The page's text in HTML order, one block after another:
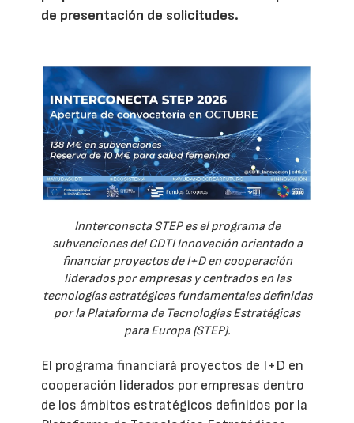
de presentación de solicitudes.
Innterconecta STEP es el programa de
subvenciones del CDTI Innovación orientado a
financiar proyectos de I+D en cooperación
liderados por empresas y centrados en las
tecnologías estratégicas fundamentales definidas
por la Plataforma de Tecnologías Estratégicas
para Europa (STEP).
El programa financiará proyectos de I+D en
cooperación liderados por empresas dentro
de los ámbitos estratégicos definidos por la